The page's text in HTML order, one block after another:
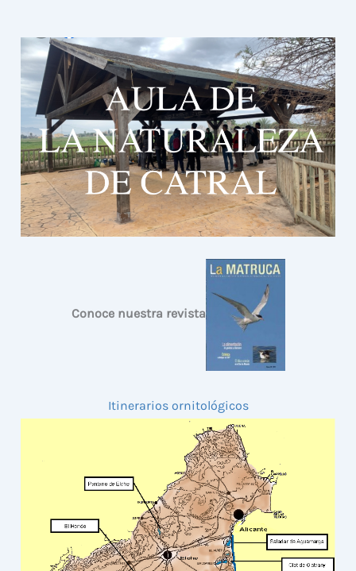
Conoce nuestra revista
Itinerarios ornitológicos